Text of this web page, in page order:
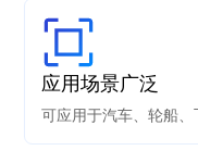
应用场景广泛
可应用于汽车、轮船